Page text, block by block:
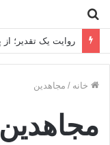
برای
خانه / مجاهدین
مجاهدین